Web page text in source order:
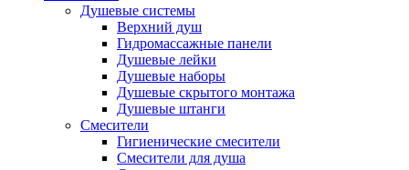
Душевые системы
Верхний душ
Гидромассажные панели
Душевые лейки
Душевые наборы
Душевые скрытого монтажа
Душевые штанги
Смесители
Гигиенические смесители
Смесители для душа